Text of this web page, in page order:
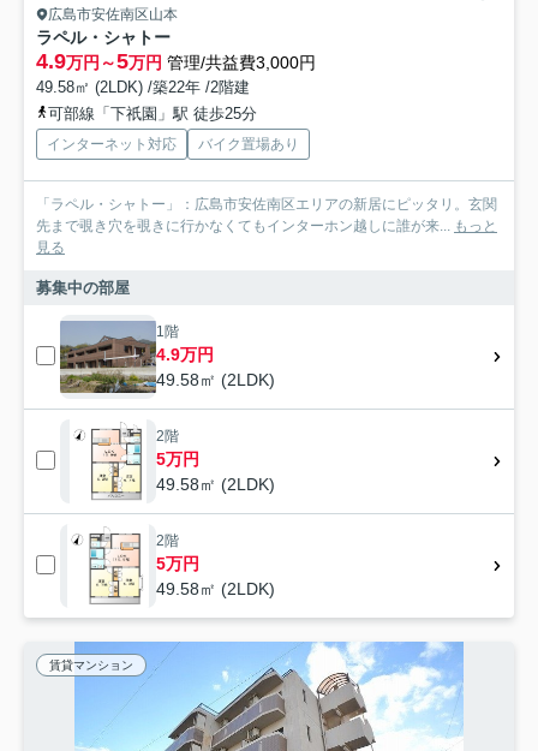
広島市安佐南区山本
ラペル・シャトー
4.9万円～5万円 管理/共益費3,000円
49.58㎡ (2LDK) /築22年 /2階建
可部線「下祇園」駅 徒歩25分
インターネット対応 バイク置場あり
「ラペル・シャトー」：広島市安佐南区エリアの新居にピッタリ。玄関
先まで覗き穴を覗きに行かなくてもインターホン越しに誰が来...
もっと
見る
募集中の部屋
1階
4.9万円
49.58㎡ (2LDK)
2階
5万円
49.58㎡ (2LDK)
2階
5万円
49.58㎡ (2LDK)
賃貸マンション